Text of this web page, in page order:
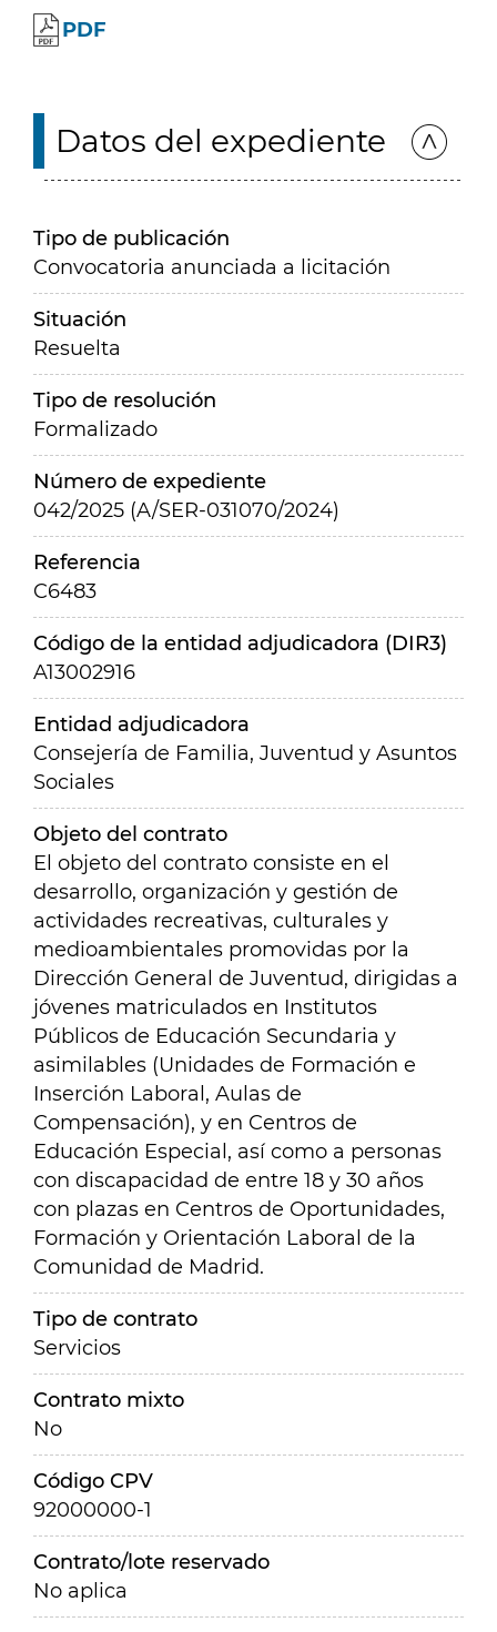
PDF
Datos del expediente
Tipo de publicación
Convocatoria anunciada a licitación
Situación
Resuelta
Tipo de resolución
Formalizado
Número de expediente
042/2025 (A/SER-031070/2024)
Referencia
C6483
Código de la entidad adjudicadora (DIR3)
A13002916
Entidad adjudicadora
Consejería de Familia, Juventud y Asuntos
Sociales
Objeto del contrato
El objeto del contrato consiste en el
desarrollo, organización y gestión de
actividades recreativas, culturales y
medioambientales promovidas por la
Dirección General de Juventud, dirigidas a
jóvenes matriculados en Institutos
Públicos de Educación Secundaria y
asimilables (Unidades de Formación e
Inserción Laboral, Aulas de
Compensación), y en Centros de
Educación Especial, así como a personas
con discapacidad de entre 18 y 30 años
con plazas en Centros de Oportunidades,
Formación y Orientación Laboral de la
Comunidad de Madrid.
Tipo de contrato
Servicios
Contrato mixto
No
Código CPV
92000000-1
Contrato/lote reservado
No aplica